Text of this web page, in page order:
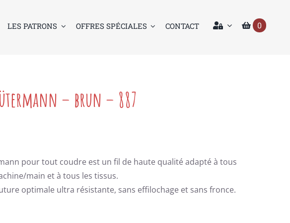
LES PATRONS OFFRES SPÉCIALES CONTACT 0
– brun – 887
pour tout coudre est un fil de haute qualité adapté à tous
main et à tous les tissus.
optimale ultra résistante, sans effilochage et sans fronce.